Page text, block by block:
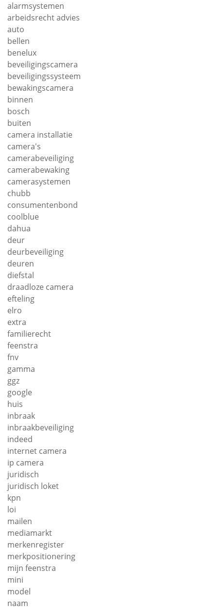
alarmsystemen
arbeidsrecht advies
auto
bellen
benelux
beveiligingscamera
beveiligingssysteem
bewakingscamera
binnen
bosch
buiten
camera installatie
camera's
camerabeveiliging
camerabewaking
camerasystemen
chubb
consumentenbond
coolblue
dahua
deur
deurbeveiliging
deuren
diefstal
draadloze camera
efteling
elro
extra
familierecht
feenstra
fnv
gamma
ggz
google
huis
inbraak
inbraakbeveiliging
indeed
internet camera
ip camera
juridisch
juridisch loket
kpn
loi
mailen
mediamarkt
merkenregister
merkpositionering
mijn feenstra
mini
model
naam